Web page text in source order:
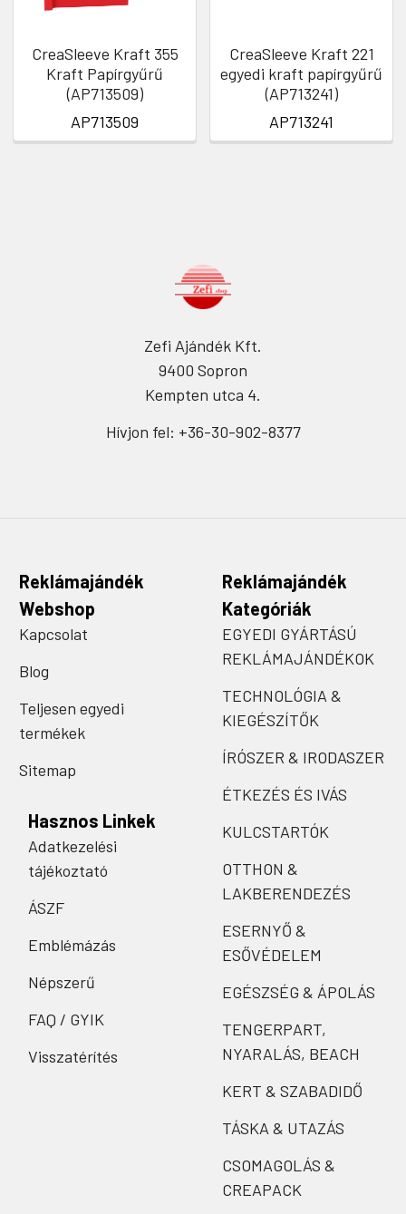
CreaSleeve Kraft 355
Kraft Papírgyűrű
(AP713509)
AP713509
CreaSleeve Kraft 221
egyedi kraft papírgyűrű
(AP713241)
AP713241
Zefi Ajándék Kft.
9400 Sopron
Kempten utca 4.
Hívjon fel: +36-30-902-8377
Reklámajándék
Webshop
Kapcsolat
Blog
Teljesen egyedi
termékek
Sitemap
Hasznos Linkek
Adatkezelési
tájékoztató
ÁSZF
Emblémázás
Népszerű
FAQ / GYIK
Visszatérítés
Reklámajándék
Kategóriák
EGYEDI GYÁRTÁSÚ
REKLÁMAJÁNDÉKOK
TECHNOLÓGIA &
KIEGÉSZÍTŐK
ÍRÓSZER & IRODASZER
ÉTKEZÉS ÉS IVÁS
KULCSTARTÓK
OTTHON &
LAKBERENDEZÉS
ESERNYŐ &
ESŐVÉDELEM
EGÉSZSÉG & ÁPOLÁS
TENGERPART,
NYARALÁS, BEACH
KERT & SZABADIDŐ
TÁSKA & UTAZÁS
CSOMAGOLÁS &
CREAPACK